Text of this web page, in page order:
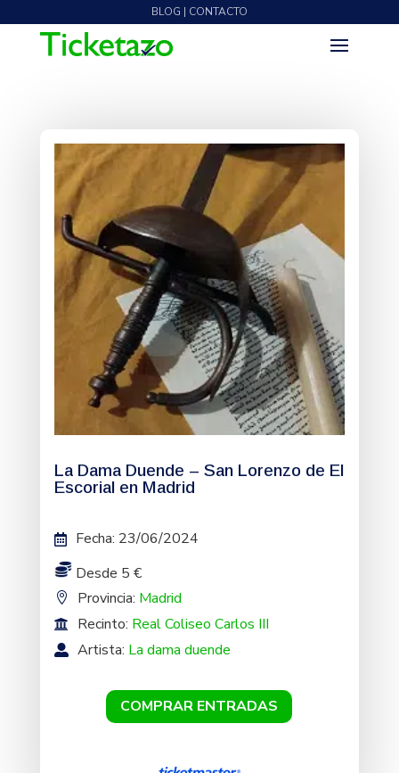
BLOG | CONTACTO
La Dama Duende – San Lorenzo de El
Escorial en Madrid
Fecha: 23/06/2024
Desde 5 €
Provincia: Madrid
Recinto: Real Coliseo Carlos III
Artista: La dama duende
COMPRAR ENTRADAS